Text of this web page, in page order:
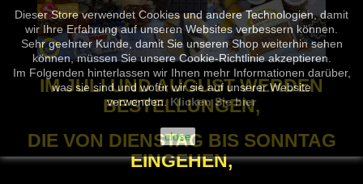
Dieser Store verwendet Cookies und andere Technologien, damit
wir Ihre Erfahrung auf unseren Websites verbessern können.
Sehr geehrter Kunde, damit Sie unseren Shop weiterhin sehen
können, müssen Sie unsere Cookie-Richtlinie akzeptieren.
Im Folgenden hinterlassen wir Ihnen mehr Informationen darüber,
was sie sind und wofür wir sie auf unserer Website
verwenden.Klicken Sie hier
close
IM JULI UND AUGUST WERDEN
BESTELLUNGEN,
DIE VON DIENSTAG BIS SONNTAG
EINGEHEN,